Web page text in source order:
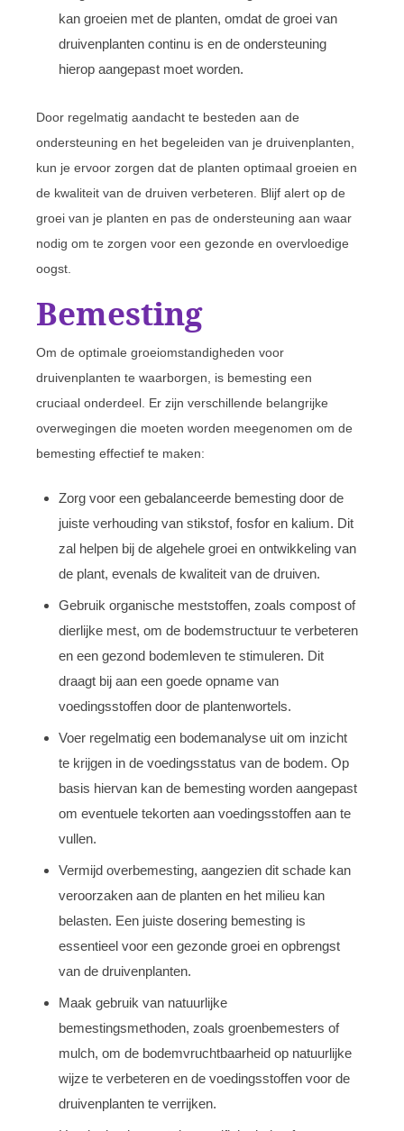
kan groeien met de planten, omdat de groei van
druivenplanten continu is en de ondersteuning
hierop aangepast moet worden.
Door regelmatig aandacht te besteden aan de
ondersteuning en het begeleiden van je druivenplanten,
kun je ervoor zorgen dat de planten optimaal groeien en
de kwaliteit van de druiven verbeteren. Blijf alert op de
groei van je planten en pas de ondersteuning aan waar
nodig om te zorgen voor een gezonde en overvloedige
oogst.
Bemesting
Om de optimale groeiomstandigheden voor
druivenplanten te waarborgen, is bemesting een
cruciaal onderdeel. Er zijn verschillende belangrijke
overwegingen die moeten worden meegenomen om de
bemesting effectief te maken:
Zorg voor een gebalanceerde bemesting door de
juiste verhouding van stikstof, fosfor en kalium. Dit
zal helpen bij de algehele groei en ontwikkeling van
de plant, evenals de kwaliteit van de druiven.
Gebruik organische meststoffen, zoals compost of
dierlijke mest, om de bodemstructuur te verbeteren
en een gezond bodemleven te stimuleren. Dit
draagt bij aan een goede opname van
voedingsstoffen door de plantenwortels.
Voer regelmatig een bodemanalyse uit om inzicht
te krijgen in de voedingsstatus van de bodem. Op
basis hiervan kan de bemesting worden aangepast
om eventuele tekorten aan voedingsstoffen aan te
vullen.
Vermijd overbemesting, aangezien dit schade kan
veroorzaken aan de planten en het milieu kan
belasten. Een juiste dosering bemesting is
essentieel voor een gezonde groei en opbrengst
van de druivenplanten.
Maak gebruik van natuurlijke
bemestingsmethoden, zoals groenbemesters of
mulch, om de bodemvruchtbaarheid op natuurlijke
wijze te verbeteren en de voedingsstoffen voor de
druivenplanten te verrijken.